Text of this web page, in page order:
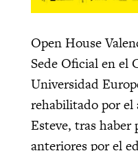
Open House
Sede Oficial en el
Universidad
rehabilitado por
Esteve, tras haber
anteriores por el